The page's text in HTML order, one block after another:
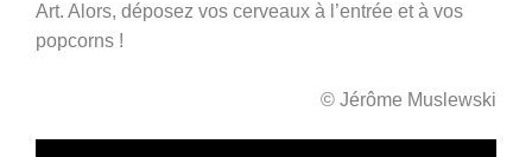
Art. Alors, déposez vos cerveaux à l’entrée et à vos
popcorns !
© Jérôme Muslewski